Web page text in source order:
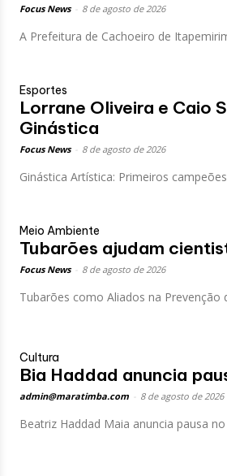
Focus News 8 de agosto de 2026
A Prefeitura de Cachoeiro de
Esportes
Lorrane Oliveira e Caio
Ginástica
Focus News 8 de agosto de 2026
Ginástica Artística: Primeiros
Meio Ambiente
Tubarões ajudam
Focus News 8 de agosto de 2026
Tubarões como Aliados na Prevenção
Cultura
Bia Haddad anuncia
admin@maratimba.com 8 de agosto de 2026
Beatriz Haddad Maia anuncia pausa